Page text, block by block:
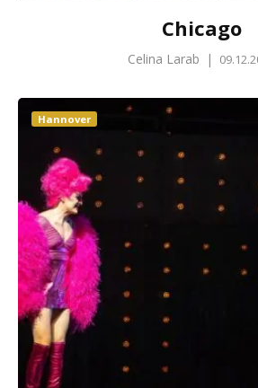
Chicago
Celina Larab |
Hannover